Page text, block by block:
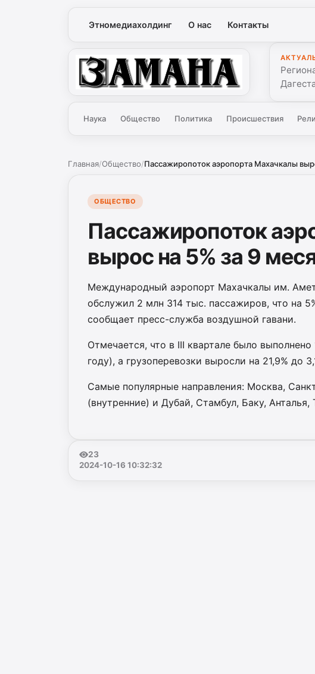
Этномедиахолдинг О нас Контакты
Замана
Наука Общество Политика Происшествия
Главная/Общество/Пассажиропоток аэропорта Махачкалы
ОБЩЕСТВО
Пассажиропоток
вырос на 5% за 9
Международный аэропорт Махачкалы им.
обслужил 2 млн 314 тыс. пассажиров, что на
сообщает пресс-служба воздушной гавани.
Отмечается, что в III квартале было
году), а грузоперевозки выросли на 21,9% до
Самые популярные направления: Москва,
(внутренние) и Дубай, Стамбул, Баку,
23
2024-10-16 10:32:32